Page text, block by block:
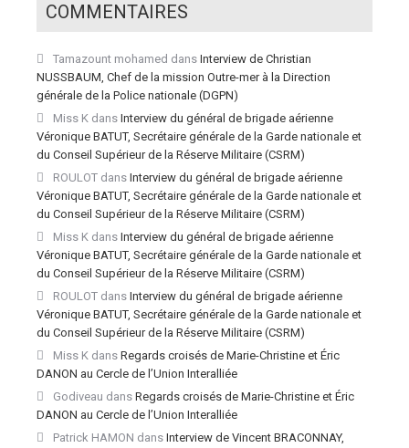
COMMENTAIRES
Tamazount mohamed dans Interview de Christian
NUSSBAUM, Chef de la mission Outre-mer à la Direction
générale de la Police nationale (DGPN)
Miss K dans Interview du général de brigade aérienne
Véronique BATUT, Secrétaire générale de la Garde nationale et
du Conseil Supérieur de la Réserve Militaire (CSRM)
ROULOT dans Interview du général de brigade aérienne
Véronique BATUT, Secrétaire générale de la Garde nationale et
du Conseil Supérieur de la Réserve Militaire (CSRM)
Miss K dans Interview du général de brigade aérienne
Véronique BATUT, Secrétaire générale de la Garde nationale et
du Conseil Supérieur de la Réserve Militaire (CSRM)
ROULOT dans Interview du général de brigade aérienne
Véronique BATUT, Secrétaire générale de la Garde nationale et
du Conseil Supérieur de la Réserve Militaire (CSRM)
Miss K dans Regards croisés de Marie-Christine et Éric
DANON au Cercle de l’Union Interalliée
Godiveau dans Regards croisés de Marie-Christine et Éric
DANON au Cercle de l’Union Interalliée
Patrick HAMON dans Interview de Vincent BRACONNAY,